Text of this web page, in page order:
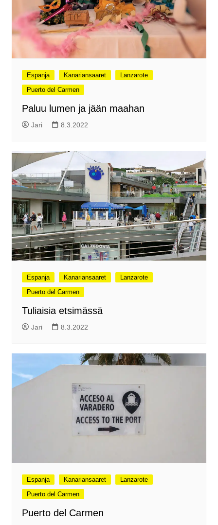
Espanja Kanariansaaret
Lanzarote
Puerto del Carmen
Paluu lumen ja jään maahan
Jari 8.3.2022
Espanja Kanariansaaret
Lanzarote
Puerto del Carmen
Tuliaisia etsimässä
Jari 8.3.2022
Espanja Kanariansaaret
Lanzarote
Puerto del Carmen
Puerto del Carmen